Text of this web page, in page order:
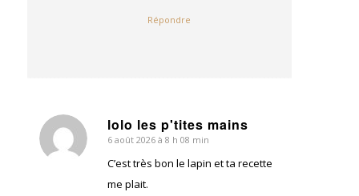
Répondre
lolo les p'tites mains
dit
:
6 août 2026 à 8 h 08 min
C’est très bon le lapin et ta recette
me plait.